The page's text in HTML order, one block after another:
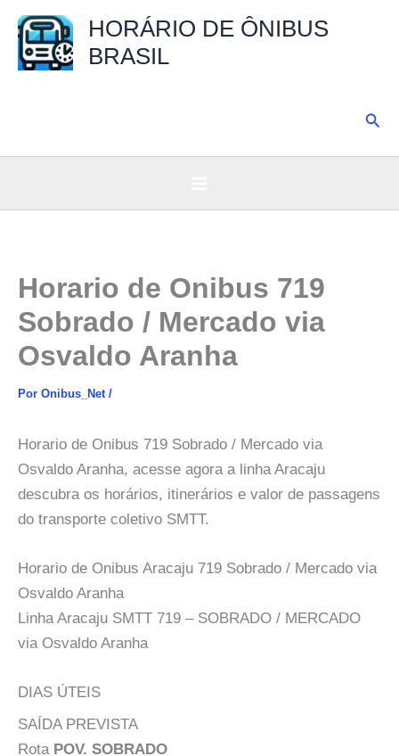
para
HORÁRIO DE ÔNIBUS
BRASIL
Horario de Onibus 719
Sobrado / Mercado via
Osvaldo Aranha
Por Onibus_Net /
Horario de Onibus 719 Sobrado / Mercado via
Osvaldo Aranha, acesse agora a linha Aracaju
descubra os horários, itinerários e valor de passagens
do transporte coletivo SMTT.
Horario de Onibus Aracaju 719 Sobrado / Mercado via
Osvaldo Aranha
Linha Aracaju SMTT 719 – SOBRADO / MERCADO
via Osvaldo Aranha
DIAS ÚTEIS
SAÍDA PREVISTA
Rota POV. SOBRADO